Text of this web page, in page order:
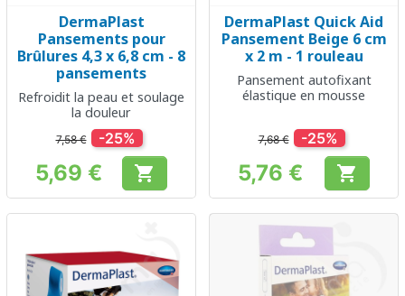
DermaPlast
Pansements pour
Brûlures 4,3 x 6,8 cm - 8
pansements
Refroidit la peau et soulage
la douleur
7,58 € -25%
Prix
5,69 € 
DermaPlast Quick Aid
Pansement Beige 6 cm
x 2 m - 1 rouleau
Pansement autofixant
élastique en mousse
7,68 € -25%
Prix
5,76 € 